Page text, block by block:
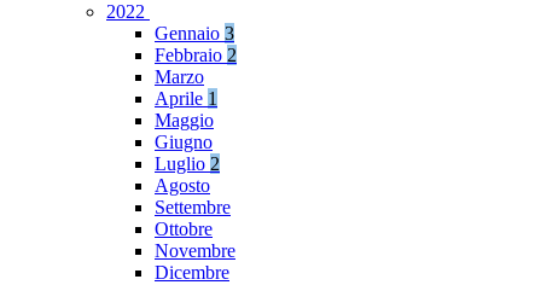
2022
Gennaio 3
Febbraio 2
Marzo
Aprile 1
Maggio
Giugno
Luglio 2
Agosto
Settembre
Ottobre
Novembre
Dicembre